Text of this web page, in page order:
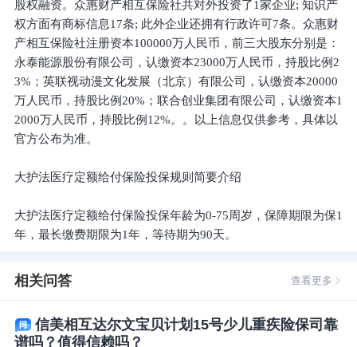
股权融资。众惠财产相互保险社共对外投资了1家企业; 知识产
权方面有商标信息17条; 此外企业还拥有行政许可7条。众惠财
产相互保险社注册资本100000万人民币，前三大股东分别是：
永泰能源股份有限公司，认缴资本23000万人民币，持股比例2
3%；英联视动漫文化发展（北京）有限公司，认缴资本20000
万人民币，持股比例20%；联合创业集团有限公司，认缴资本1
2000万人民币，持股比例12%。。以上信息仅供参考，具体以
官方公布为准。
大护法医疗定额给付保险投保规则简要介绍
大护法医疗定额给付保险投保年龄为0-75周岁，保障期限为保1
年，最长缴费期限为1年，等待期为90天。
相关问答 查看更多
信美相互达尔文宝贝计划15号少儿重疾险保司靠
谱吗？值得信赖吗？